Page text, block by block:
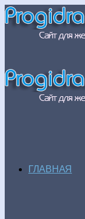
ГЛАВНАЯ